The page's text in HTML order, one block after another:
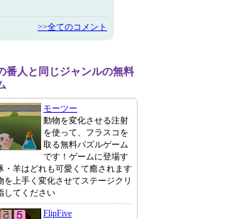
>>全てのコメント
番人と同じジャンルの無料
モーツー
動物を変化させる注射
を使って、フラスコを
取る無料パズルゲーム
です！ゲームに登場す
・羊はどれも可愛くて癒されます
を上手く変化させてステージクリ
してください
FlipFive